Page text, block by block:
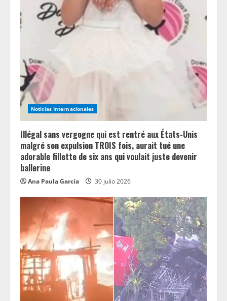
Noticias Internacionales
Illégal sans vergogne qui est rentré aux États-Unis
malgré son expulsion TROIS fois, aurait tué une
adorable fillette de six ans qui voulait juste devenir
ballerine
Ana Paula García 30 julio 2026